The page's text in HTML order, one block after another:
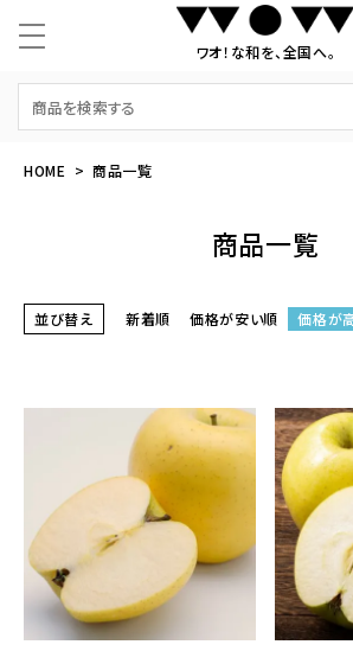
ワオ！な和を、全国へ。
HOME 商品一覧
商品一覧
並び替え 新着順 価格が安い順 価格が